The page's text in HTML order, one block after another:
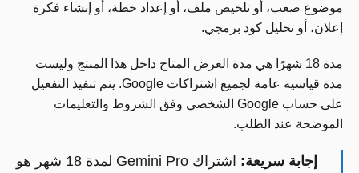
موضوع صعب، أو تلخيص ملف، أو إعداد خطة، أو إنشاء فكرة
إعلان، أو تحليل كود برمجي.
مدة 18 شهرًا هي مدة العرض المتاح داخل هذا المنتج وليست
مدة قياسية عامة لجميع اشتراكات Google. يتم تنفيذ التفعيل
على حساب Google الشخصي وفق الشروط والتعليمات
الموضحة عند الطلب.
إجابة سريعة:
اشتراك Gemini Pro لمدة 18 شهر هو